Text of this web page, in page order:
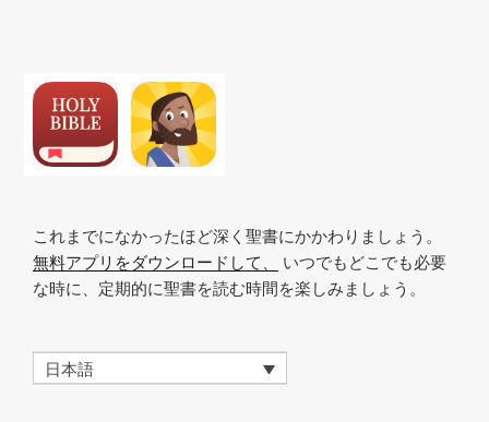
ン
これまでになかったほど深く聖書にかかわりましょう。
無料アプリをダウンロードして、
いつでもどこでも必要
な時に、定期的に聖書を読む時間を楽しみましょう。
日本語